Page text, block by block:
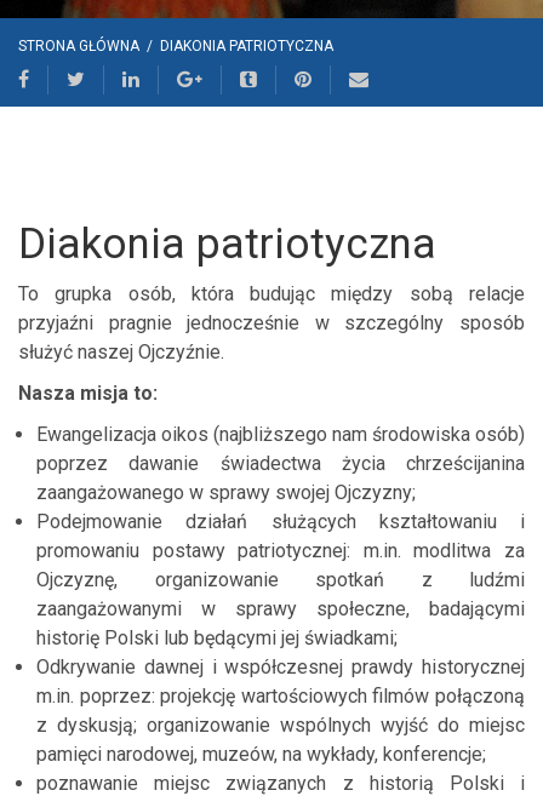
STRONA GŁÓWNA / DIAKONIA PATRIOTYCZNA
Diakonia patriotyczna
To grupka osób, która budując między sobą relacje
przyjaźni pragnie jednocześnie w szczególny sposób
służyć naszej Ojczyźnie.
Nasza misja to:
Ewangelizacja oikos (najbliższego nam środowiska osób)
poprzez dawanie świadectwa życia chrześcijanina
zaangażowanego w sprawy swojej Ojczyzny;
Podejmowanie działań służących kształtowaniu i
promowaniu postawy patriotycznej: m.in. modlitwa za
Ojczyznę, organizowanie spotkań z ludźmi
zaangażowanymi w sprawy społeczne, badającymi
historię Polski lub będącymi jej świadkami;
Odkrywanie dawnej i współczesnej prawdy historycznej
m.in. poprzez: projekcję wartościowych filmów połączoną
z dyskusją; organizowanie wspólnych wyjść do miejsc
pamięci narodowej, muzeów, na wykłady, konferencje;
poznawanie miejsc związanych z historią Polski i